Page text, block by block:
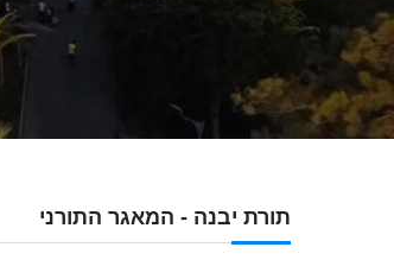
תורת יבנה - המאגר התורני